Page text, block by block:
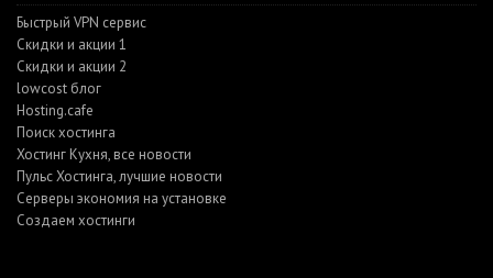
Быстрый VPN сервис
Скидки и акции 1
Скидки и акции 2
lowcost блог
Hosting.cafe
Поиск хостинга
Хостинг Кухня, все новости
Пульс Хостинга, лучшие новости
Серверы экономия на установке
Создаем хостинги